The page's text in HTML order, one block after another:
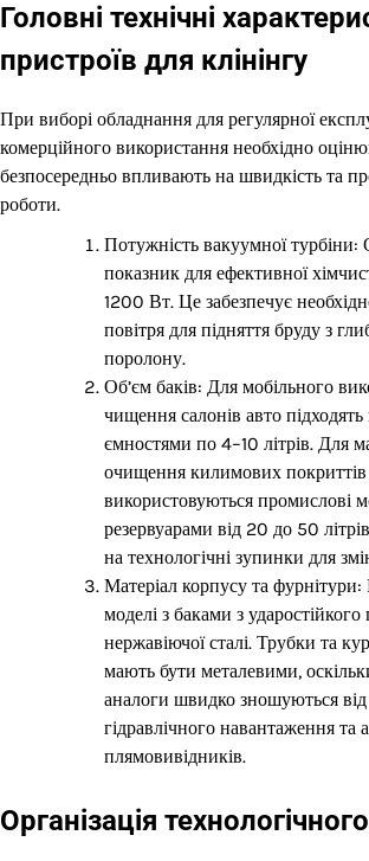
Головні технічні
пристроїв для клінінгу
При виборі обладнання для регулярної
комерційного використання необхідно
безпосередньо впливають на швидкість та
роботи.
Потужність вакуумної
показник для ефективної
1200 Вт. Це забезпечує
повітря для підняття бруду з
поролону.
Об’єм баків: Для мобільного
чищення салонів авто
ємностями по 4–10 літрів. Для
очищення килимових покриттів
використовуються промислові
резервуарами від 20 до 50
на технологічні зупинки для
Матеріал корпусу та
моделі з баками з
нержавіючої сталі. Трубки та
мають бути металевими,
аналоги швидко зношуються від
гідравлічного навантаження та
плямовивідників.
Організація